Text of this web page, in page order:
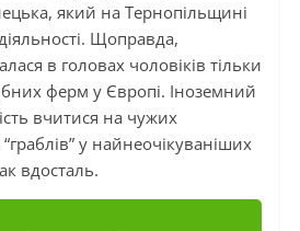
який на Тернопільщині
Щоправда,
в головах чоловіків тільки
ферм у Європі. Іноземний
вчитися на чужих
у найнеочікуваніших
вдосталь.